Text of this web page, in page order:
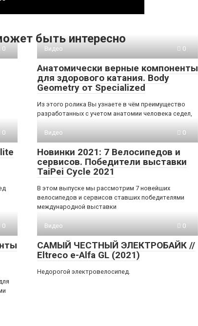
быть интересно
0 Видео 0
Анатомически верные компоненты
для здорового катания. Body
Geometry от Specialized
Из этого ролика Вы узнаете в чём преимущество
разработанных с учетом анатомии человека седел,
0 Видео 0
Новинки 2021: 7 Велосипедов и
сервисов. Победители выставки
TaiPei Cycle 2021
В этом выпуске мы рассмотрим 7 новейших
велосипедов и сервисов ставших победителями
международной выставки
0 Видео 0
САМЫЙ ЧЕСТНЫЙ ЭЛЕКТРОБАЙК //
Eltreco e-Alfa GL (2021)
Недорогой электровелосипед.